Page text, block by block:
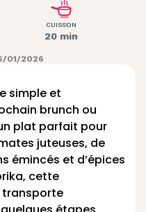
CUISSON
20 min
01/2026
simple et
brunch ou
plat parfait pour
juteuses, de
émincés et d’épices
cette